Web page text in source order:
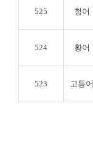
525 청어
524 황어
523 고등어